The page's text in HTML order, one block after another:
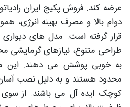
عرضه کند. فروش پکیج ایران
دوام بالا و مصرف بهینه انرژی،
قرار گرفته است. مدل های
طراحی متنوع، نیازهای
به خوبی پوشش می دهند. این
محدود هستند و به دلیل نصب
کوچک ایده آل می باشند. از سوی